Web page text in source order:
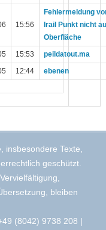
15:56
Fehlermeldung
Irail Punkt nicht
Oberfläche
15:53
peildatout.ma
12:44 ebenen
insbesondere Texte,
geschützt.
bleiben
(8042) 9738 208 |